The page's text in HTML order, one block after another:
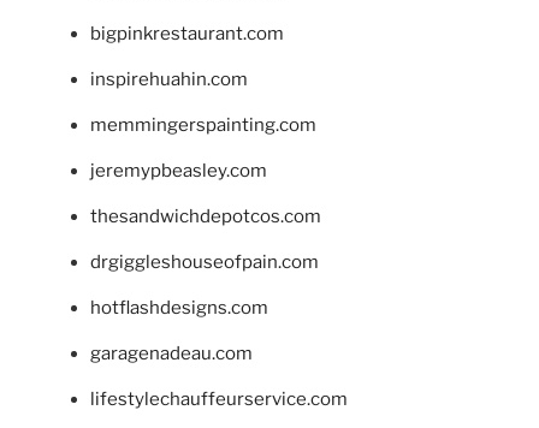
bigpinkrestaurant.com
inspirehuahin.com
memmingerspainting.com
jeremypbeasley.com
thesandwichdepotcos.com
drgiggleshouseofpain.com
hotflashdesigns.com
garagenadeau.com
lifestylechauffeurservice.com